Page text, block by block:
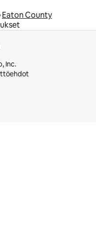
Eaton County
Inc.